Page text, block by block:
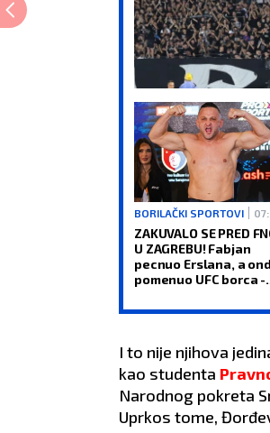
BORILAČKI SPORTOVI
ZAKUVALO SE PRED
U ZAGREBU! Fabjan
pecnuo Erslana, a
pomenuo UFC borca -
ODGOVOR
I to nije njihova
kao studenta
Narodnog pokreta
Uprkos tome,